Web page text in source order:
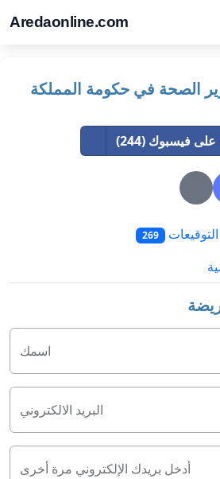
Aredaonline.com
الصحة في حكومة المملكة
فيسبوك (244)
التوقيعات 269
اسمك
البريد الالكتروني
أدخل بريدك الإلكتروني مرة أخرى